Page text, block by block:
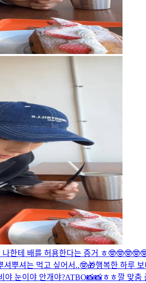
나한테 배를 허용한다는 증거 ㅎ
셔뿌셔는 먹고 싶어서..🤓🎁행복한 하루
야 눈이야 안개야?ATBO📸📸ㅎㅎ깔 맞춤